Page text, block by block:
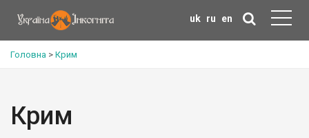
uk ru en
Головна > Крим
Крим